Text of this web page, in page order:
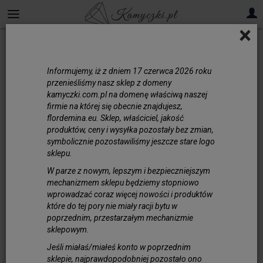
×
Informujemy, iż z dniem 17 czerwca 2026 roku
przenieśliśmy nasz sklep z domeny
kamyczki.com.pl na domenę właściwą naszej
firmie na której się obecnie znajdujesz,
flordemina.eu. Sklep, właściciel, jakość
produktów, ceny i wysyłka pozostały bez zmian,
symbolicznie pozostawiliśmy jeszcze stare logo
sklepu.
W parze z nowym, lepszym i bezpieczniejszym
mechanizmem sklepu będziemy stopniowo
wprowadzać coraz więcej nowości i produktów
które do tej pory nie miały racji bytu w
poprzednim, przestarzałym mechanizmie
sklepowym.
Jeśli miałaś/miałeś konto w poprzednim
sklepie, najprawdopodobniej pozostało ono